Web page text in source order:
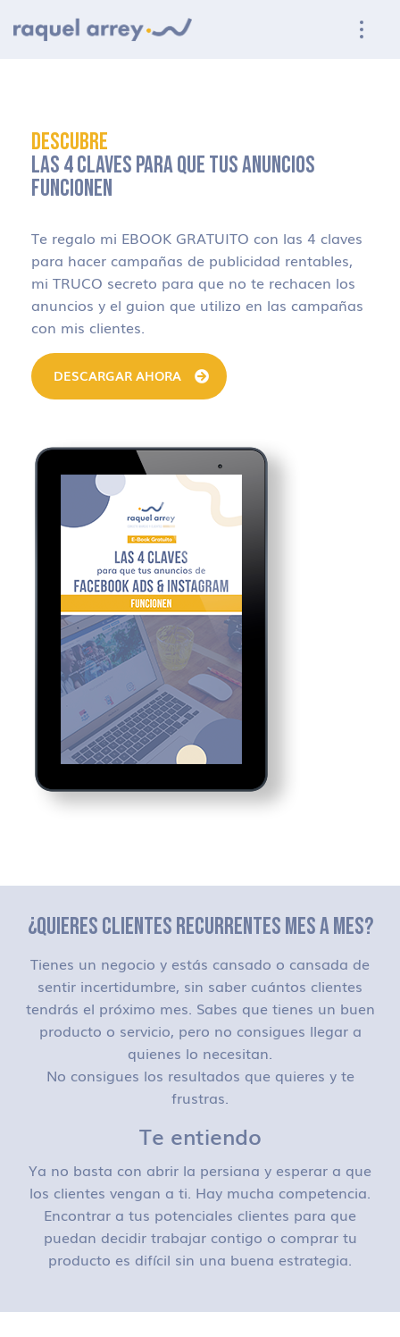
DESCUBRE
LAS 4 CLAVES PARA QUE TUS ANUNCIOS
FUNCIONEN
Te regalo mi EBOOK GRATUITO con las 4 claves
para hacer campañas de publicidad rentables,
mi TRUCO secreto para que no te rechacen los
anuncios y el guion que utilizo en las campañas
con mis clientes.
DESCARGAR AHORA
¿QUIERES CLIENTES RECURRENTES MES A MES?
Tienes un negocio y estás cansado o cansada de
sentir incertidumbre, sin saber cuántos clientes
tendrás el próximo mes. Sabes que tienes un buen
producto o servicio, pero no consigues llegar a
quienes lo necesitan.
No consigues los resultados que quieres y te
frustras.
Te entiendo
Ya no basta con abrir la persiana y esperar a que
los clientes vengan a ti. Hay mucha competencia.
Encontrar a tus potenciales clientes para que
puedan decidir trabajar contigo o comprar tu
producto es difícil sin una buena estrategia.